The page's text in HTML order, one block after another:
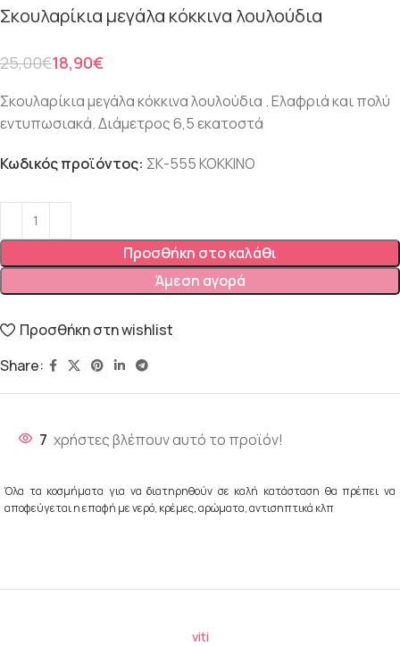
Σκουλαρίκια μεγάλα κόκκινα λουλούδια
25,00€18,90€
Σκουλαρίκια μεγάλα κόκκινα λουλούδια . Ελαφριά και πολύ
εντυπωσιακά. Διάμετρος 6,5 εκατοστά
Κωδικός προϊόντος: ΣΚ-555 ΚΟΚΚΙΝΟ
Προσθήκη στο καλάθι
Άμεση αγορά
Προσθήκη στη wishlist
Share:
7 χρήστες βλέπουν αυτό το προϊόν!
Όλα τα κοσμήματα για να διατηρηθούν σε καλή κατάσταση θα πρέπει να
αποφεύγεται η επαφή με νερό, κρέμες, αρώματα, αντισηπτικά κλπ
viti